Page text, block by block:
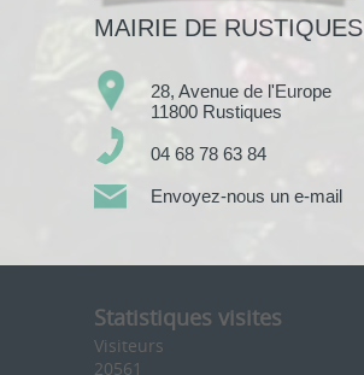
MAIRIE DE RUSTIQUES
28, Avenue de l'Europe
11800 Rustiques
04 68 78 63 84
Envoyez-nous un e-mail
Statistiques visites
Visiteurs
20561